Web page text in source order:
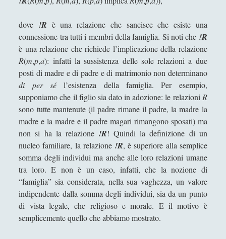
► Cinema e Serie(15)
► Collana di Scuola Filosofica(13)
► Didattica (7)
► Economia(9)
► Filologia(4)
► Geopolitica(11)
I percorsi di SF2.0(7)
► In edicola(1)
► Interviste(70)
► Itinerari(14)
► Musica(14)
(42)
dove !R è una relazione che sancisce che esiste una
connessione tra tutti i membri della famiglia. Si noti che !R
è una relazione che richiede l’implicazione della relazione
R(m,p,a): infatti la sussistenza delle sole relazioni a due
posti di madre e di padre e di matrimonio non determinano
di per sé l’esistenza della famiglia. Per esempio,
supponiamo che il figlio sia dato in adozione: le relazioni R
sono tutte mantenute (il padre rimane il padre, la madre la
madre e la madre e il padre magari rimangono sposati) ma
non si ha la relazione !R! Quindi la definizione di un
nucleo familiare, la relazione !R, è superiore alla semplice
somma degli individui ma anche alle loro relazioni umane
tra loro. E non è un caso, infatti, che la nozione di
“famiglia” sia considerata, nella sua vaghezza, un valore
indipendente dalla somma degli individui, sia da un punto
di vista legale, che religioso e morale. E il motivo è
semplicemente quello che abbiamo mostrato.